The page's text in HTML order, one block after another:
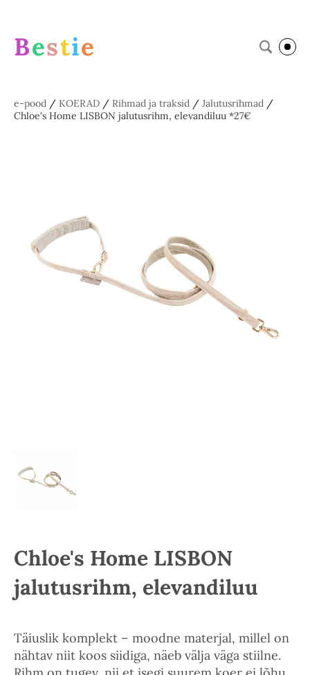
Bestie
e-pood / KOERAD / Rihmad ja traksid / Jalutusrihmad /
Chloe's Home LISBON jalutusrihm, elevandiluu *27€
Chloe's Home LISBON
jalutusrihm, elevandiluu
Täiuslik komplekt – moodne materjal, millel on
nähtav niit koos siidiga, näeb välja väga stiilne.